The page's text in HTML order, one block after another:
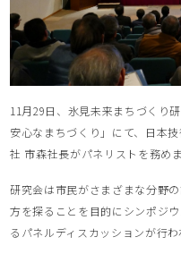
11月29日、氷見未来まちづくり
安心なまちづくり」にて、日本
社 市森社長がパネリストを務めま
研究会は市民がさまざまな分野
方を探ることを目的にシンポジ
るパネルディスカッションが行わ